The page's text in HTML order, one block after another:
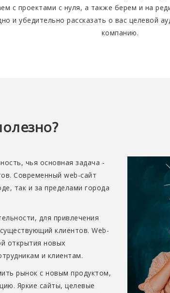
с проектами с нуля, а также берем и на
и убедительно рассказать о вас целевой
компанию.
чья основная задача -
Современный web-сайт
так и за пределами города
для привлечения
клиентов. Web-
открытия новых
и клиентам.
рынок с новым продуктом,
Яркие сайты, целевые